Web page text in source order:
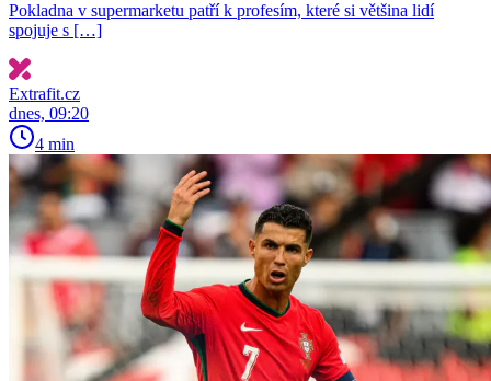
Pokladna v supermarketu patří k profesím, které si většina lidí
spojuje s […]
Extrafit.cz
dnes, 09:20
4 min